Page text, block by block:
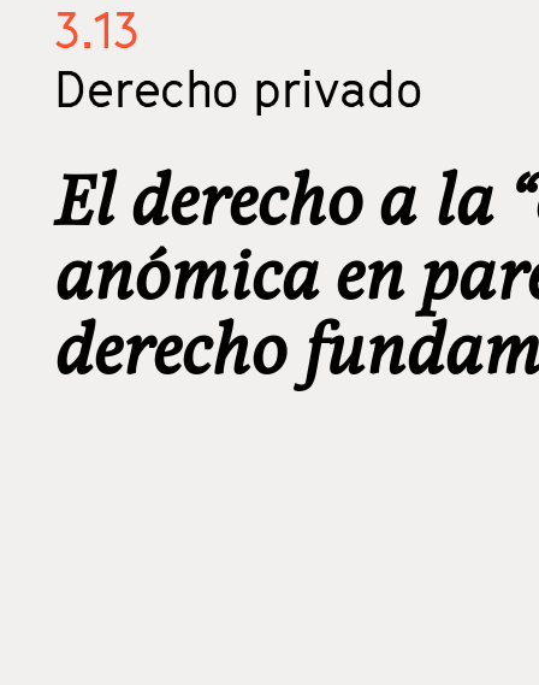
3.13
Derecho privado
El derecho a la
anómica en
derecho